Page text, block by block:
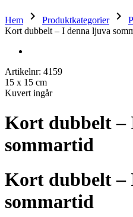
Hem keyboard_arrow_right Produktkategorier keyboard_arrow_right
Kort dubbelt – I denna ljuva
Artikelnr: 4159
15 x 15 cm
Kuvert ingår
Kort dubbelt –
sommartid
Kort dubbelt –
sommartid